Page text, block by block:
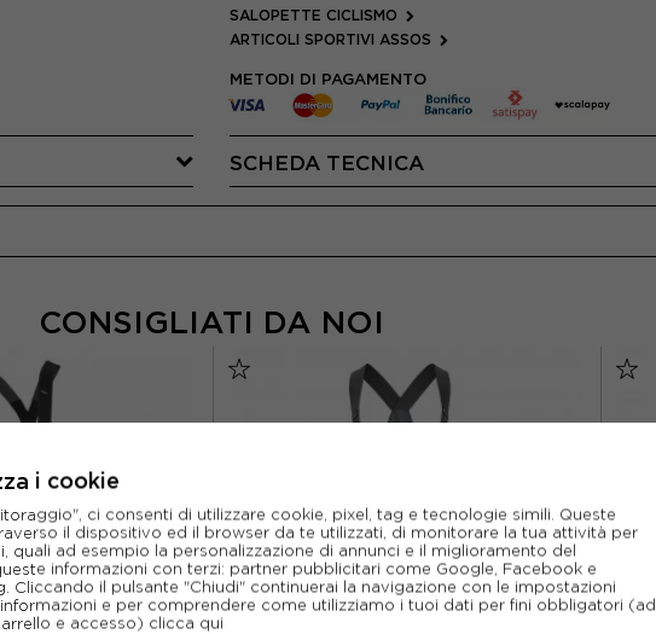
SALOPETTE CICLISMO
ARTICOLI SPORTIVI ASSOS
METODI DI PAGAMENTO
SCHEDA TECNICA
CONSIGLIATI DA NOI
i cookie
ci consenti di utilizzare cookie, pixel, tag e tecnologie simili. Queste
il dispositivo ed il browser da te utilizzati, di monitorare la tua attività per
quali ad esempio la personalizzazione di annunci e il miglioramento del
informazioni con terzi: partner pubblicitari come Google, Facebook e
Cliccando il pulsante "Chiudi" continuerai la navigazione con le impostazioni
e per comprendere come utilizziamo i tuoi dati per fini obbligatori (ad
e accesso) clicca qui